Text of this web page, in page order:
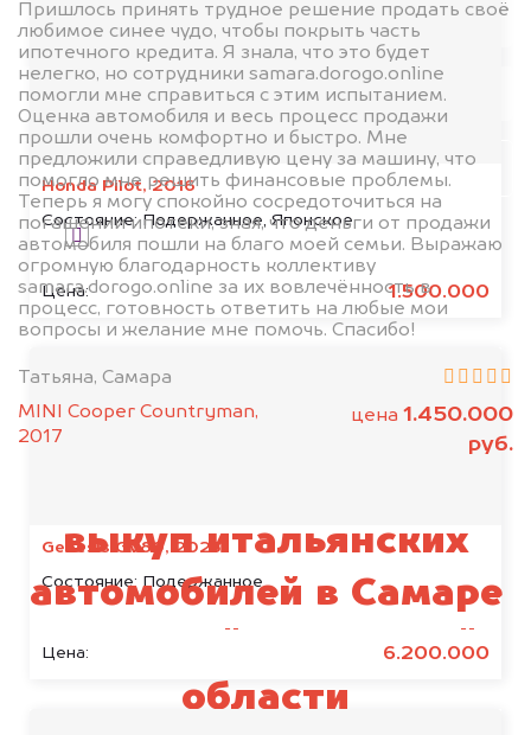
Honda Pilot, 2016
Состояние:Подержанное, Японское
Цена: 1.500.000
Genesis GV80, 2023
Состояние: Подержанное
Цена: 6.200.000
Пришлось принять трудное решение продать своё
любимое синее чудо, чтобы покрыть часть
ипотечного кредита. Я знала, что это будет
нелегко, но сотрудники samara.dorogo.online
помогли мне справиться с этим испытанием.
Оценка автомобиля и весь процесс продажи
прошли очень комфортно и быстро. Мне
предложили справедливую цену за машину, что
помогло мне решить финансовые проблемы.
Теперь я могу спокойно сосредоточиться на
погашении ипотеки, зная, что деньги от продажи
автомобиля пошли на благо моей семьи. Выражаю
огромную благодарность коллективу
samara.dorogo.online за их вовлечённость в
процесс, готовность ответить на любые мои
вопросы и желание мне помочь. Спасибо!
Татьяна, Самара
MINI Cooper Countryman,
2017
цена 1.450.000
руб.
Узнать стоимость
Я даю согласие на обработку своих
персональных данных и соглашаюсь с
политикой конфиденциальности
выкуп итальянских
автомобилей в Самаре
и по всей Самарской
области